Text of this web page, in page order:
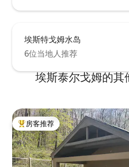
埃斯特戈姆水岛
6位当地人推荐
埃斯泰尔戈姆的其
热门「房客推荐」
房客推荐